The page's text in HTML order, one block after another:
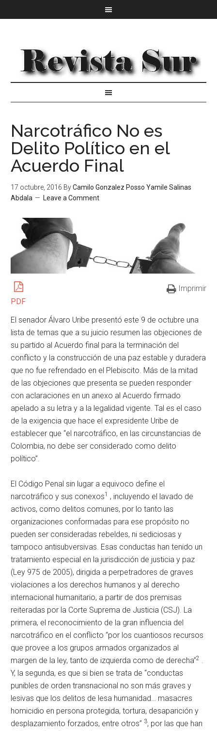
Narcotráfico No es
Delito Político en el
Acuerdo Final
17 octubre, 2016 ByCamilo Gonzalez Posso Yamile Salinas
Abdala
Leave a Comment
PDF
Imprimir
El senador Álvaro Uribe presentó este 9 de octubre una
lista de temas que a su juicio resumen las objeciones de
su partido al Acuerdo final para la terminación del
conflicto y la construcción de una paz estable y duradera
que no fue refrendado en el Plebiscito. Más de la mitad
de las objeciones que presenta se pueden responder
con aclaraciones en un anexo al Acuerdo firmado
apelado a su letra y a la legalidad vigente. Tal es el caso
de la exigencia que hace el expresidente Uribe de
establecer que “el narcotráfico, en las circunstancias de
Colombia, no debe ser considerado como delito
político”.
El Código Penal sin lugar a equivoco define el
narcotráfico y sus conexos1
, incluyendo el lavado de
activos, como delitos comunes, por lo tanto las
organizaciones conformadas para ese propósito no
pueden ser consideradas rebeldes, ni sediciosas y
tampoco antisubversivas. Esas conductas han tenido un
tratamiento especial en la jurisdicción de justicia y paz
(Ley 975 de 2005), dirigida a perpetradores de graves
violaciones a los derechos humanos y al derecho
internacional humanitario, a partir de dos premisas
reiteradas por la Corte Suprema de Justicia (CSJ). La
primera, el reconocimiento de la gran influencia del
narcotráfico en el conflicto “por los cuantiosos recursos
que provee a los grupos armados organizados al
margen de la ley, tanto de izquierda como de derecha”2 .
Y, la segunda, es que si bien se trata de “conductas
punibles de orden transnacional no son más graves y
lesivas que los delitos de lesa humanidad… masacres
homicidio en persona protegida, tortura, desaparición y
desplazamiento forzados, entre otros” 3, por las que han